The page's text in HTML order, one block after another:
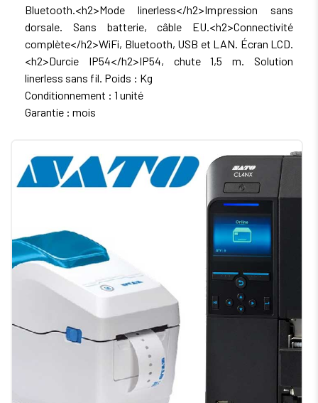
Bluetooth.<h2>Mode linerless</h2>Impression sans
dorsale. Sans batterie, câble EU.<h2>Connectivité
complète</h2>WiFi, Bluetooth, USB et LAN. Écran LCD.
<h2>Durcie IP54</h2>IP54, chute 1,5 m. Solution
linerless sans fil. Poids : Kg
Conditionnement : 1 unité
Garantie : mois